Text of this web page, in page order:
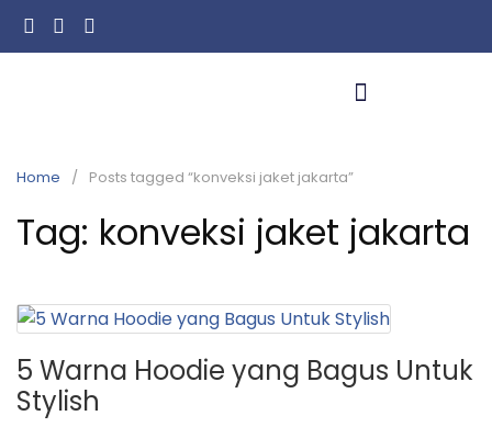
Home Posts tagged “konveksi jaket jakarta”
Tag: konveksi jaket jakarta
5 Warna Hoodie yang Bagus Untuk
Stylish